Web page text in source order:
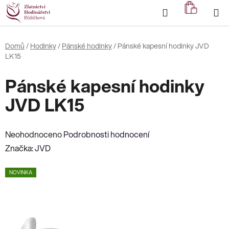
Přejít
na
obsah
Hledat
KOŠÍK
Domů / Hodinky/ Pánské hodinky/ Pánské kapesní hodinky JVD
LK15
Pánské kapesní hodinky
JVD LK15
Průměrné
hodnocení
je
NeohodnocenoPodrobnosti hodnocení
Značka:JVD
NOVINKA